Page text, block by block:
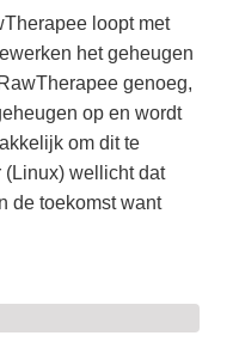
loopt met
het geheugen
genoeg,
op en wordt
om dit te
(Linux) wellicht dat
de toekomst want